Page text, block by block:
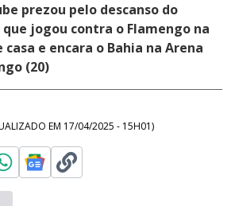
prezou pelo descanso do
jogou contra o Flamengo na
e encara o Bahia na Arena
(20)
EM 17/04/2025 - 15H01)